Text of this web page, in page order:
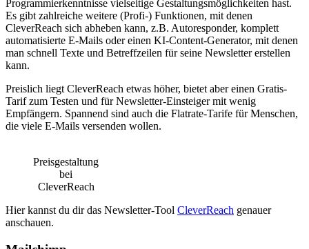
Programmierkenntnisse vielseitige Gestaltungsmöglichkeiten hast.
Es gibt zahlreiche weitere (Profi-) Funktionen, mit denen
CleverReach sich abheben kann, z.B. Autoresponder, komplett
automatisierte E-Mails oder einen KI-Content-Generator, mit denen
man schnell Texte und Betreffzeilen für seine Newsletter erstellen
kann.
Preislich liegt CleverReach etwas höher, bietet aber einen Gratis-
Tarif zum Testen und für Newsletter-Einsteiger mit wenig
Empfängern. Spannend sind auch die Flatrate-Tarife für Menschen,
die viele E-Mails versenden wollen.
Preisgestaltung
bei
CleverReach
Hier kannst du dir das Newsletter-Tool CleverReach genauer
anschauen.